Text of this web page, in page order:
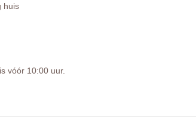
huis
vóór 10:00 uur.